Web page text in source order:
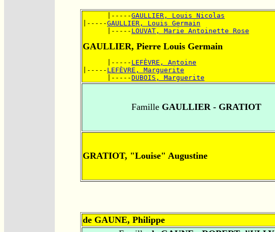
      |-----
GAULLIER, Louis Nicolas
|-----GAULLIER, Louis Germain
      |-----
LOUVAT, Marie Antoinette Rose
GAULLIER, Pierre Louis Germain
      |-----
LEFÈVRE, Antoine
|----- LEFÈVRE, Marguerite
      |-----
DUBOIS, Marguerite
Famille GAULLIER - GRATIOT
GRATIOT, "Louise" Augustine
de GAUNE, Philippe